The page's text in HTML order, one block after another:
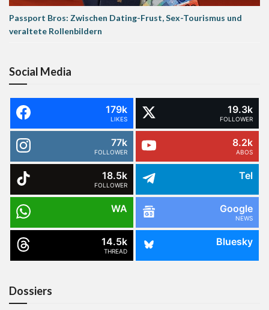
Passport Bros: Zwischen Dating-Frust, Sex-Tourismus und
veraltete Rollenbildern
Social Media
179k
LIKES
19.3k
FOLLOWER
77k
FOLLOWER
8.2k
ABOS
18.5k
FOLLOWER
Tel
WA Google
NEWS
14.5k
THREAD
Bluesky
Dossiers